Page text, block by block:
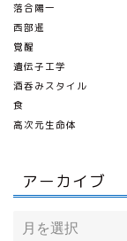
落合陽一
西部暹
覚醒
遺伝子工学
酒呑みスタイル
食
高次元生命体
アーカイブ